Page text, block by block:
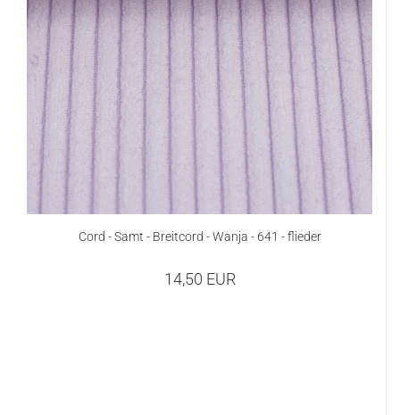
Cord - Samt - Breitcord - Wanja - 641 - flieder
14,50 EUR